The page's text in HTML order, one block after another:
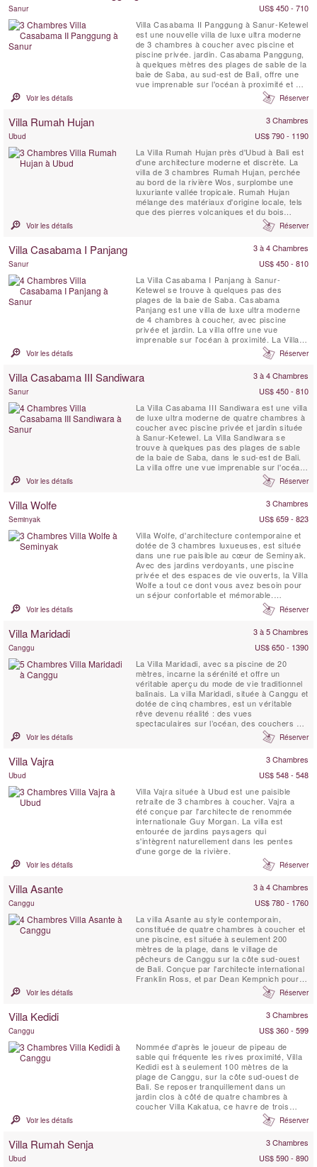
Sanur
US$ 450 - 710
Villa Casabama II Panggung à Sanur-Ketewel
est une nouvelle villa de luxe ultra moderne
de 3 chambres à coucher avec piscine et
piscine privée. jardin. Casabama Panggung,
à quelques mètres des plages de sable de la
baie de Saba, au sud-est de Bali, offre une
vue imprenable sur l'océan à proximité et sur
Panggung est située sur le terrain de
de luxe indépendantes et entièrement ...
Voir les détails Réserver
Villa Rumah Hujan 3 Chambres
Ubud
US$ 790 - 1190
La Villa Rumah Hujan près d'Ubud à Bali est
d'une architecture moderne et discrète. La
villa de 3 chambres Rumah Hujan, perchée
au bord de la rivière Wos, surplombe une
luxuriante vallée tropicale. Rumah Hujan
mélange des matériaux d'origine locale, tels
que des pierres volcaniques et du bois
récupéré pour s'asseoir harmonieusement
dans l'environnement qui l'entoure. Plat et
luxueuse villa privée de 3 chambres qui
Voir les détails Réserver
Villa Casabama I Panjang 3 à 4 Chambres
Sanur
US$ 450 - 810
La Villa Casabama I Panjang à Sanur-
Ketewel se trouve à quelques pas des
plages de la baie de Saba. Casabama
Panjang est une villa de luxe ultra moderne
de 4 chambres à coucher, avec piscine
privée et jardin. La villa offre une vue
imprenable sur l'océan à proximité. La Villa
Casabama I Panjang est située dans
l'enceinte de Casabama Villas, qui comprend
personnel complet.
Voir les détails Réserver
Villa Casabama III Sandiwara 3 à 4 Chambres
Sanur
US$ 450 - 810
La Villa Casabama III Sandiwara est une villa
de luxe ultra moderne de quatre chambres à
coucher avec piscine privée et jardin située
à Sanur-Ketewel. La Villa Sandiwara se
trouve à quelques pas des plages de sable
de la baie de Saba, dans le sud-est de Bali.
La villa offre une vue imprenable sur l'océan
à proximité et sur le volcan. La Villa
Casabama III Sandiwara est située dans
trois villas de luxe indépendantes et ...
Voir les détails Réserver
Villa Wolfe 3 Chambres
Seminyak
US$ 659 - 823
Villa Wolfe, d'architecture contemporaine et
dotée de 3 chambres luxueuses, est située
dans une rue paisible au cœur de Seminyak.
Avec des jardins verdoyants, une piscine
privée et des espaces de vie ouverts, la Villa
Wolfe a tout ce dont vous avez besoin pour
un séjour confortable et mémorable.
Magnifiquement conçu par la designer
française Peggy Bels, c'est un endroit
quelques pas des restaurants, des
Voir les détails Réserver
Villa Maridadi 3 à 5 Chambres
Canggu
US$ 650 - 1390
La Villa Maridadi, avec sa piscine de 20
mètres, incarne la sérénité et offre un
véritable aperçu du mode de vie traditionnel
balinais. La villa Maridadi, située à Canggu et
dotée de cinq chambres, est un véritable
rêve devenu réalité : des vues
spectaculaires sur l’océan, des couchers de
soleil à couper le souffle et une vie luxueuse
en plein air au milieu de rizières verdoyantes
Villa Maridadi se trouve à quelques ...
Voir les détails Réserver
Villa Vajra 3 Chambres
Ubud
US$ 548 - 548
Villa Vajra située à Ubud est une paisible
retraite de 3 chambres à coucher. Vajra a
été conçue par l'architecte de renommée
internationale Guy Morgan. La villa est
entourée de jardins paysagers qui
s'intègrent naturellement dans les pentes
d'une gorge de la rivière.
Voir les détails Réserver
Villa Asante 3 à 4 Chambres
Canggu
US$ 780 - 1760
La villa Asante au style contemporain,
constituée de quatre chambres à coucher et
une piscine, est située à seulement 200
mètres de la plage, dans le village de
pêcheurs de Canggu sur la côte sud-ouest
de Bali. Conçue par l'architecte international
Franklin Ross, et par Dean Kempnich pour la
décoration intérieure, cette charmante
propriété est l’étude de la symétrie parfaite,
un grand jardin clos, avec une piscine de 20
Voir les détails Réserver
Villa Kedidi 3 Chambres
Canggu
US$ 360 - 599
Nommée d'après le joueur de pipeau de
sable qui fréquente les rives proximité, Villa
Kedidi est à seulement 100 mètres de la
plage de Canggu, sur la côte sud-ouest de
Bali. Se reposer tranquillement dans un
jardin clos à côté de quatre chambres à
coucher Villa Kakatua, ce havre de trois
chambres, la maison balinaise excellence.
La villa est conçue dans un style traditionnel
solides soutenant hauts plafonds Serapwood
Voir les détails Réserver
Villa Rumah Senja 3 Chambres
Ubud
US$ 590 - 890